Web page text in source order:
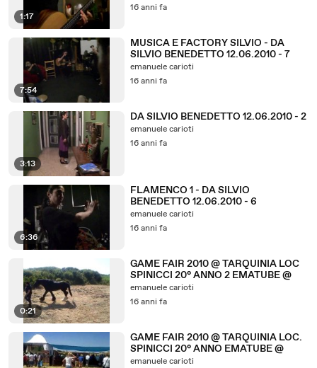
1:17
16 anni fa
7:54
MUSICA E FACTORY SILVIO - DA
SILVIO BENEDETTO 12.06.2010 - 7
emanuele carioti
16 anni fa
3:13
DA SILVIO BENEDETTO 12.06.2010 - 2
emanuele carioti
16 anni fa
6:36
FLAMENCO 1 - DA SILVIO
BENEDETTO 12.06.2010 - 6
emanuele carioti
16 anni fa
0:21
GAME FAIR 2010 @ TARQUINIA LOC
SPINICCI 20° ANNO 2 EMATUBE @
emanuele carioti
16 anni fa
GAME FAIR 2010 @ TARQUINIA LOC.
SPINICCI 20° ANNO EMATUBE @
emanuele carioti